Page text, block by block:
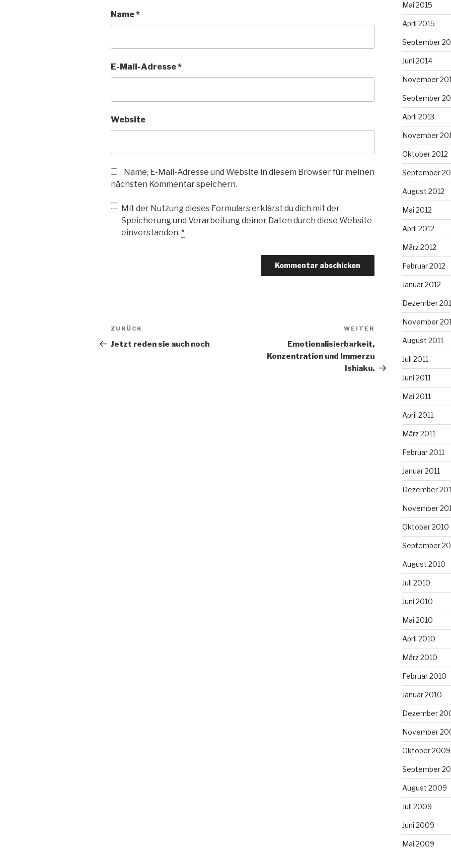
Name*
E-Mail-Adresse*
Website
Name, E-Mail-Adresse und Website in diesem Browser für meinen
nächsten Kommentar speichern.
Mit der Nutzung dieses Formulars erklärst du dich mit der
Speicherung und Verarbeitung deiner Daten durch diese Website
einverstanden. *
Beitragsnavigation
Vorheriger
Beitrag
ZURÜCK
Jetzt reden sie auch noch
Nächster
Beitrag
WEITER
Emotionalisierbarkeit,
Konzentration und Immerzu
Ishiaku.
Mai 2015
April 2015
September
Juni 2014
November
September
April 2013
November
Oktober 2012
September
August 2012
Mai 2012
April 2012
März 2012
Februar 2012
Januar 2012
Dezember
November
August 2011
Juli 2011
Juni 2011
Mai 2011
April 2011
März 2011
Februar 2011
Januar 2011
Dezember
November
Oktober 2010
September
August 2010
Juli 2010
Juni 2010
Mai 2010
April 2010
März 2010
Februar 2010
Januar 2010
Dezember
November
Oktober 2009
September
August 2009
Juli 2009
Juni 2009
Mai 2009